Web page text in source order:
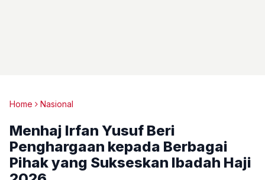
Home Nasional
Menhaj Irfan Yusuf Beri
Penghargaan kepada Berbagai
Pihak yang Sukseskan Ibadah Haji